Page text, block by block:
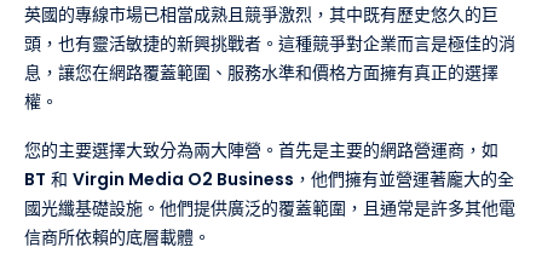
英國的專線市場已相當成熟且競爭激烈，其中既有歷史悠久的巨
頭，也有靈活敏捷的新興挑戰者。這種競爭對企業而言是極佳的消
息，讓您在網路覆蓋範圍、服務水準和價格方面擁有真正的選擇
權。
您的主要選擇大致分為兩大陣營。首先是主要的網路營運商，如
BT 和 Virgin Media O2 Business ，他們擁有並營運著龐大的全
國光纖基礎設施。他們提供廣泛的覆蓋範圍，且通常是許多其他電
信商所依賴的底層載體。